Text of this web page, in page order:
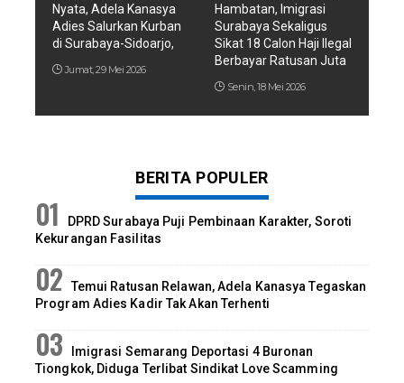
Nyata, Adela Kanasya
Adies Salurkan Kurban
di Surabaya-Sidoarjo,
Jumat, 29 Mei 2026
Hambatan, Imigrasi
Surabaya Sekaligus
Sikat 18 Calon Haji Ilegal
Berbayar Ratusan Juta
Senin, 18 Mei 2026
BERITA POPULER
DPRD Surabaya Puji Pembinaan Karakter, Soroti
Kekurangan Fasilitas
Temui Ratusan Relawan, Adela Kanasya Tegaskan
Program Adies Kadir Tak Akan Terhenti
Imigrasi Semarang Deportasi 4 Buronan
Tiongkok, Diduga Terlibat Sindikat Love Scamming